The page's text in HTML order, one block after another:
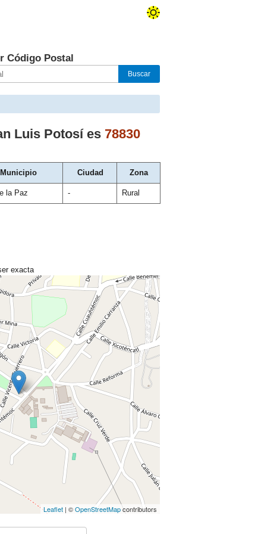
Código Postal
Luis Potosíes 78830
Municipio Ciudad Zona
la Paz - Rural
exacta
Leaflet | ©OpenStreetMapcontributors